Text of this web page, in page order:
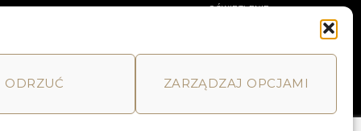
ODRZUĆ ZARZĄDZAJ OPCJAMI
OŚWIETLENIE